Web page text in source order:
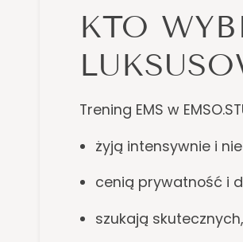
KTO
Trening EMS w
żyją intensywnie i
cenią prywatność i
szukają